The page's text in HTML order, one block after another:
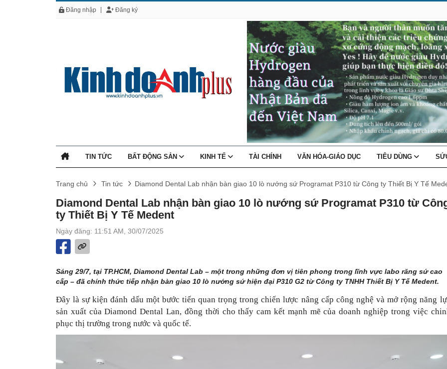
Đăng nhập Đăng ký
TIN TỨC BẤT ĐỘNG SẢN KINH TẾ TÀI CHÍNH VĂN HÓA-GIÁO DỤC TIÊU DÙNG
Trang chủ Tin tức Diamond Dental Lab nhận bàn giao 10 lò nướng sứ Programat P310 từ Công ty Thiết Bị Y Tế
Diamond Dental Lab nhận bàn giao 10 lò nướng sứ Programat P310 từ
ty Thiết Bị Y Tế Medent
Ngày đăng: 11:51 AM, 30/07/2025
Sáng 29/7, tại TP.HCM, Diamond Dental Lab – một trong những đơn vị tiên phong trong lĩnh vực labo răng sứ cao
cấp – đã chính thức tiếp nhận bàn giao 10 lò nướng sứ hiện đại P310 G2 từ Công ty TNHH Thiết Bị Y Tế Medent.
Đây là sự kiện đánh dấu một bước tiến quan trọng trong chiến lược nâng cấp công nghệ và mở rộng năng
sản xuất của Diamond Dental Lan, đồng thời cho thấy cam kết mạnh mẽ của doanh nghiệp trong việc
phục thị trường trong nước và quốc tế.